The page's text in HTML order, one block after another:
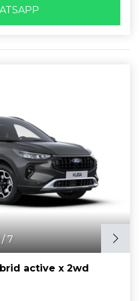
7
active x 2wd